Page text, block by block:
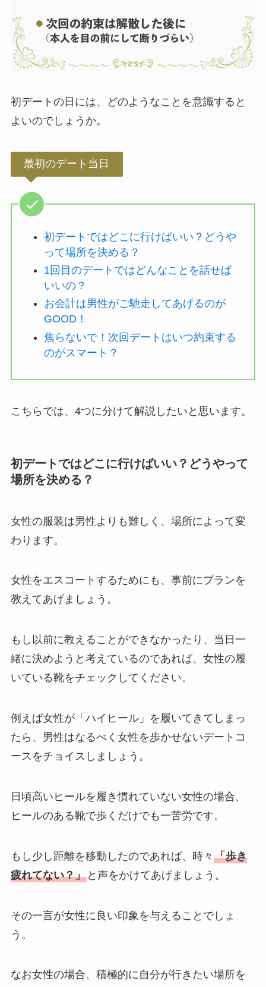
初デートの日には、どのようなことを意識すると
よいのでしょうか。
最初のデート当日
初デートではどこに行けばいい？どうや
って場所を決める？
1回目のデートではどんなことを話せば
いいの？
お会計は男性がご馳走してあげるのが
GOOD！
焦らないで！次回デートはいつ約束する
のがスマート？
こちらでは、4つに分けて解説したいと思います。
初デートではどこに行けばいい？どうやって
場所を決める？
女性の服装は男性よりも難しく、場所によって変
わります。
女性をエスコートするためにも、事前にプランを
教えてあげましょう。
もし以前に教えることができなかったり、当日一
緒に決めようと考えているのであれば、女性の履
いている靴をチェックしてください。
例えば女性が「ハイヒール」を履いてきてしまっ
たら、男性はなるべく女性を歩かせないデートコ
ースをチョイスしましょう。
日頃高いヒールを履き慣れていない女性の場合、
ヒールのある靴で歩くだけでも一苦労です。
もし少し距離を移動したのであれば、時々 「歩き
疲れてない？」と声をかけてあげましょう。
その一言が女性に良い印象を与えることでしょ
う。
なお女性の場合、積極的に自分が行きたい場所を